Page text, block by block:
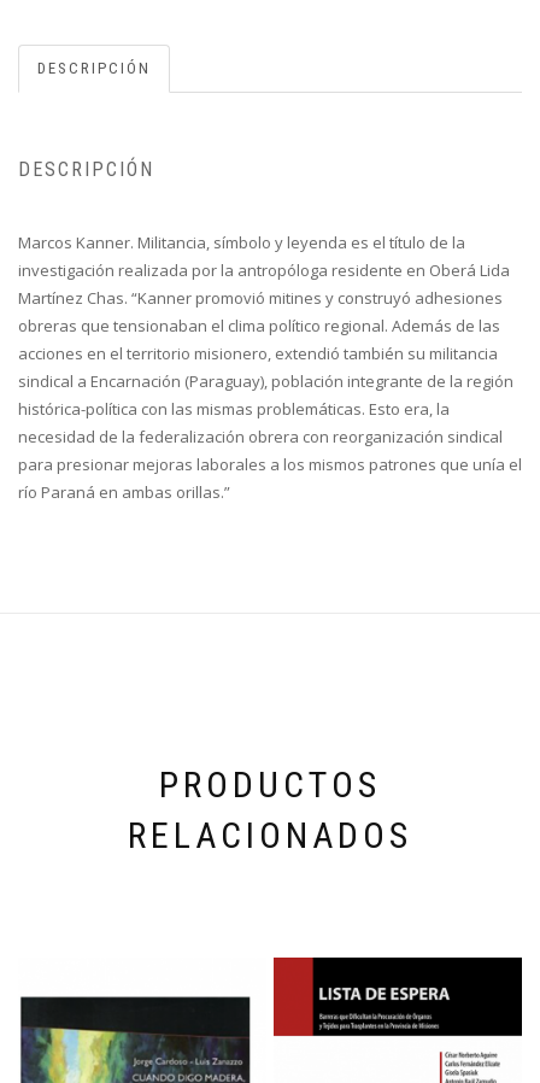
DESCRIPCIÓN
DESCRIPCIÓN
Marcos Kanner. Militancia, símbolo y leyenda es el título de la
investigación realizada por la antropóloga residente en Oberá Lida
Martínez Chas. “Kanner promovió mitines y construyó adhesiones
obreras que tensionaban el clima político regional. Además de las
acciones en el territorio misionero, extendió también su militancia
sindical a Encarnación (Paraguay), población integrante de la región
histórica-política con las mismas problemáticas. Esto era, la
necesidad de la federalización obrera con reorganización sindical
para presionar mejoras laborales a los mismos patrones que unía el
río Paraná en ambas orillas.”
PRODUCTOS
RELACIONADOS